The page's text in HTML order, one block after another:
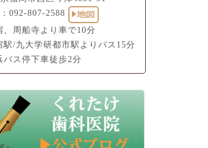
092-807-2588
、周船寺より車で10分
駅/九大学研都市駅よりバス15分
バス停下車徒歩2分